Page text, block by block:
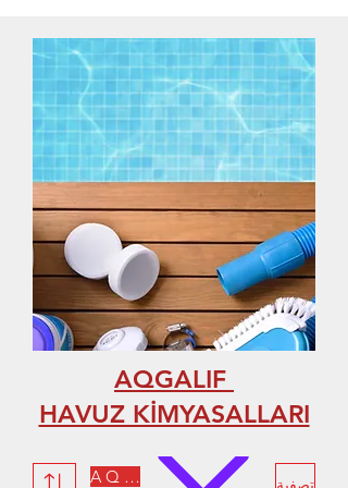
AQGALIF
HAVUZ KİMYASALLARI
AQUALIFE